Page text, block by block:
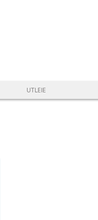
UTLEIE